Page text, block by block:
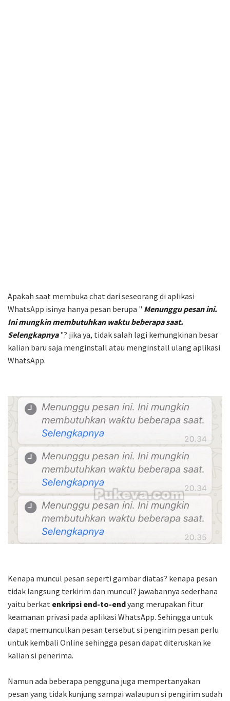
Apakah saat membuka chat dari seseorang di aplikasi
WhatsApp isinya hanya pesan berupa " Menunggu pesan ini.
Ini mungkin membutuhkan waktu beberapa saat.
Selengkapnya"? jika ya, tidak salah lagi kemungkinan besar
kalian baru saja menginstall atau menginstall ulang aplikasi
WhatsApp.
Kenapa muncul pesan seperti gambar diatas? kenapa pesan
tidak langsung terkirim dan muncul? jawabannya sederhana
yaitu berkat enkripsi end-to-endyang merupakan fitur
keamanan privasi pada aplikasi WhatsApp. Sehingga untuk
dapat memunculkan pesan tersebut si pengirim pesan perlu
untuk kembali Online sehingga pesan dapat diteruskan ke
kalian si penerima.
Namun ada beberapa pengguna juga mempertanyakan
pesan yang tidak kunjung sampai walaupun si pengirim sudah